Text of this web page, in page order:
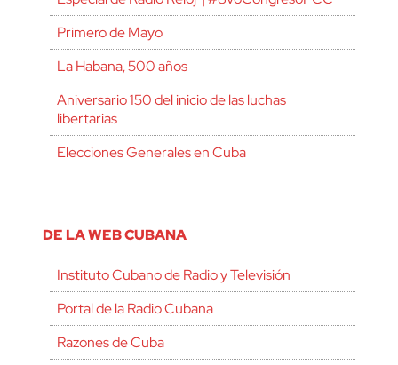
Primero de Mayo
La Habana, 500 años
Aniversario 150 del inicio de las luchas
libertarias
Elecciones Generales en Cuba
DE LA WEB CUBANA
Instituto Cubano de Radio y Televisión
Portal de la Radio Cubana
Razones de Cuba